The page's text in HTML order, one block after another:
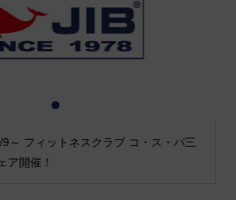
～ フィットネスクラブ コ・ス・パ三
ア開催！
2